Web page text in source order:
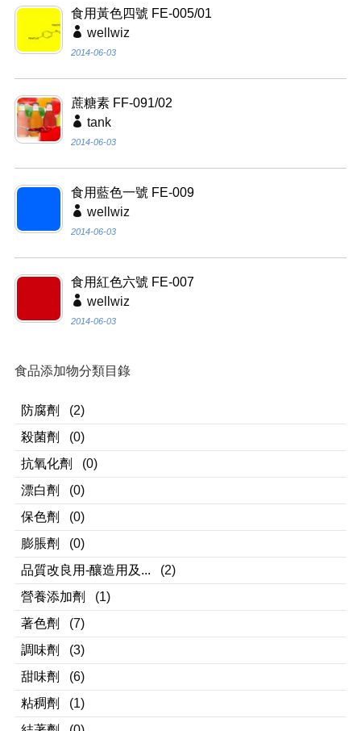
食用黃色四號 FE-005/01
wellwiz
2014-06-03
蔗糖素 FF-091/02
tank
2014-06-03
食用藍色一號 FE-009
wellwiz
2014-06-03
食用紅色六號 FE-007
wellwiz
2014-06-03
食品添加物分類目錄
防腐劑
(2)
殺菌劑
(0)
抗氧化劑
(0)
漂白劑
(0)
保色劑
(0)
膨脹劑
(0)
品質改良用-釀造用及...
(2)
營養添加劑
(1)
著色劑
(7)
調味劑
(3)
甜味劑
(6)
粘稠劑
(1)